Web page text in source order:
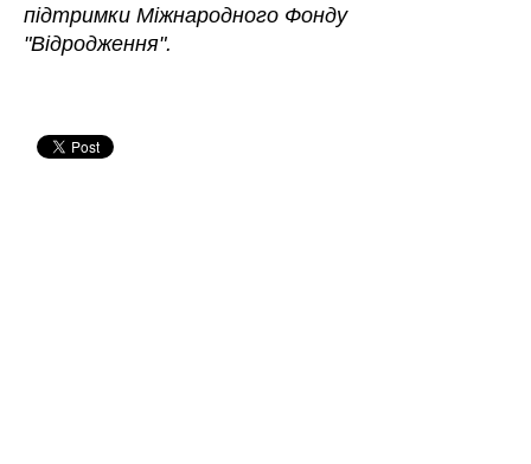
підтримки Міжнародного Фонду
"Відродження".